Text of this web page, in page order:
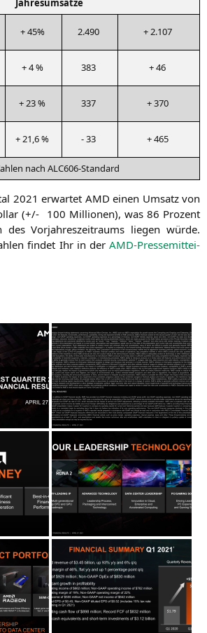
+ 45% 2.490 + 2.107
+ 4 % 383 + 46
+ 23 % 337 + 370
+ 21,6 % - 33 + 465
nach ALC606-Standard
2021 erwar­tet AMD einen Umsatz von
(+/- 100 Mil­lio­nen), was 86 Pro­zent
des Vor­jah­res­zeit­raums lie­gen wür­de.
fin­det Ihr in der AMD-Pres­se­mit­tei­